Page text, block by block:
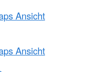
Ansicht
Ansicht